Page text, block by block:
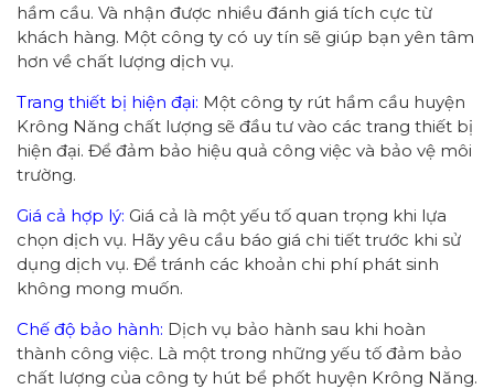
hầm cầu. Và nhận được nhiều đánh giá tích cực từ
khách hàng. Một công ty có uy tín sẽ giúp bạn yên tâm
hơn về chất lượng dịch vụ.
Trang thiết bị hiện đại: Một công ty rút hầm cầu huyện
Krông Năng chất lượng sẽ đầu tư vào các trang thiết bị
hiện đại. Để đảm bảo hiệu quả công việc và bảo vệ môi
trường.
Giá cả hợp lý: Giá cả là một yếu tố quan trọng khi lựa
chọn dịch vụ. Hãy yêu cầu báo giá chi tiết trước khi sử
dụng dịch vụ. Để tránh các khoản chi phí phát sinh
không mong muốn.
Chế độ bảo hành: Dịch vụ bảo hành sau khi hoàn
thành công việc. Là một trong những yếu tố đảm bảo
chất lượng của công ty hút bể phốt huyện Krông Năng.